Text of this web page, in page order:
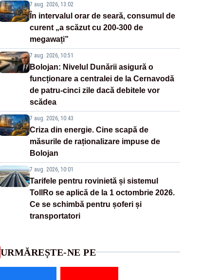
7 aug. 2026, 13:02
În intervalul orar de seară, consumul de
curent „a scăzut cu 200-300 de
megawați”
7 aug. 2026, 10:51
Bolojan: Nivelul Dunării asigură o
funcționare a centralei de la Cernavodă
de patru-cinci zile dacă debitele vor
scădea
7 aug. 2026, 10:43
Criza din energie. Cine scapă de
măsurile de raționalizare impuse de
Bolojan
7 aug. 2026, 10:01
Tarifele pentru rovinietă și sistemul
TollRo se aplică de la 1 octombrie 2026.
Ce se schimbă pentru șoferi și
transportatori
URMĂREȘTE-NE PE